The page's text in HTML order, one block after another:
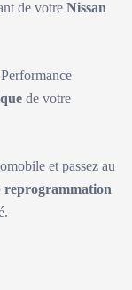
de votre Nissan
de votre
et passez au
reprogrammation